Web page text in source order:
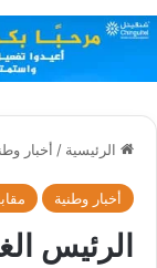
الرئيسية / أخبار
أخبار وطنية
الرئيس